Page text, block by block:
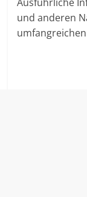
und anderen